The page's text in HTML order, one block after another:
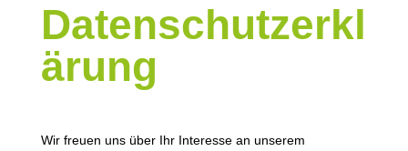
Datenschutzerkl
ärung
Wir freuen uns über Ihr Interesse an unserem